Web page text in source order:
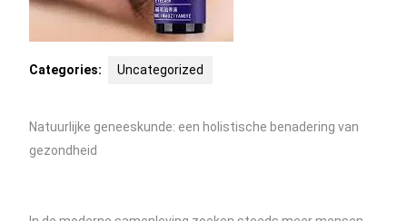
Categories: Uncategorized
Natuurlijke geneeskunde: een holistische benadering van
gezondheid